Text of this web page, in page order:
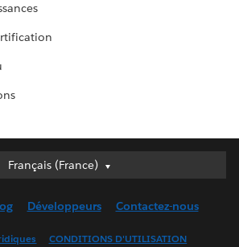
Français (France)
Français (France)
English (UK)
Développeurs Contactez-nous
CONDITIONS D'UTILISATION